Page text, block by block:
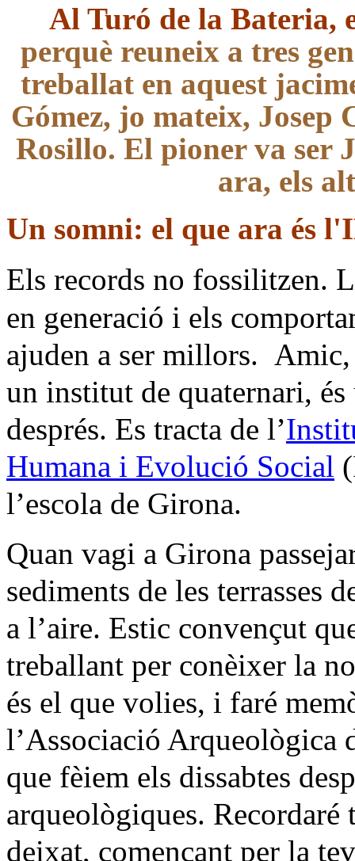
Al Turó de la Bateria,
perquè reuneix a tres
treballat en aquest
Gómez, jo mateix,
Rosillo. El pioner va ser
ara, els
Un somni: el que ara és
Els records no fossilitzen.
en generació i els
ajuden a ser millors. Amic,
un institut de quaternari,
després. Es tracta de l’
Humana i Evolució Social
l’escola de Girona.
Quan vagi a Girona
sediments de les terrasses
a l’aire. Estic convençut
treballant per conèixer la
és el que volies, i faré
l’Associació Arqueològica
que fèiem els dissabtes
arqueològiques. Recordaré
deixat, començant per la